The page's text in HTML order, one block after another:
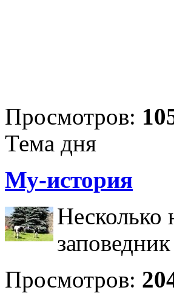
Просмотров:
Тема дня
Му-история
Несколько
Просмотров: